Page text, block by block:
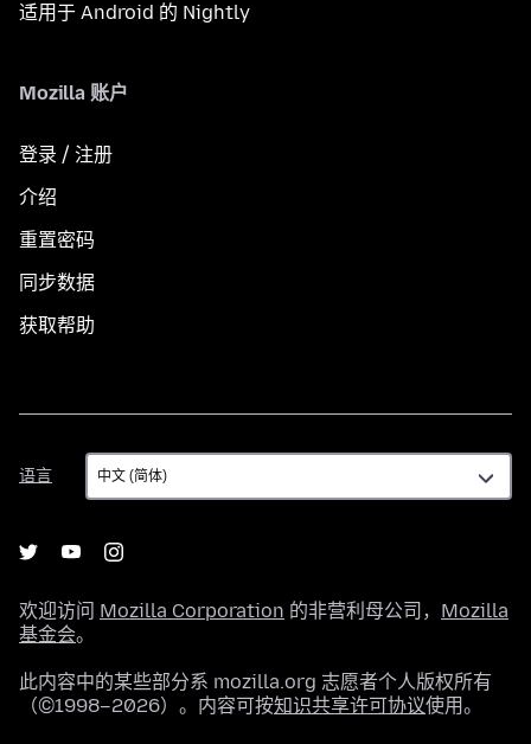
适用于 Android 的 Nightly
Mozilla 账户
登录 / 注册
介绍
重置密码
同步数据
获取帮助
语言
语
言
欢迎访问 Mozilla Corporation 的非营利母公司， Mozilla
基金会。
此内容中的某些部分系 mozilla.org 志愿者个人版权所有
（©1998–2026）。内容可按知识共享许可协议使用。